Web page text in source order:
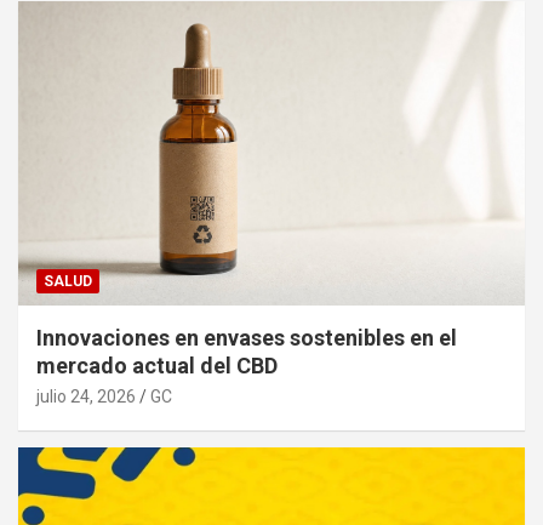
SALUD
Innovaciones en envases sostenibles en el
mercado actual del CBD
julio 24, 2026 GC